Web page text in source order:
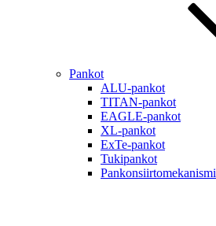
Pankot
ALU-pankot
TITAN-pankot
EAGLE-pankot
XL-pankot
ExTe-pankot
Tukipankot
Pankonsiirtomekanismi